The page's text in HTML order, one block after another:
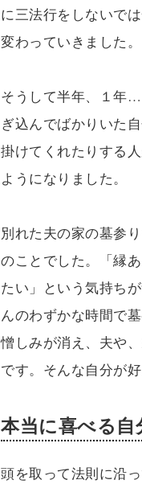
に三法行をしないで
変わっていきました。
そうして半年、１年
ぎ込んでばかりいた
掛けてくれたりする
ようになりました。
別れた夫の家の墓参
のことでした。「縁
たい」という気持ち
んのわずかな時間で
憎しみが消え、夫や
です。そんな自分が
本当に喜べる自
頭を取って法則に沿